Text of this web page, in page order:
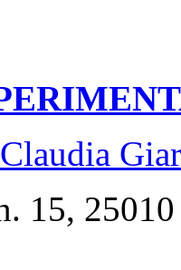
Claudia
15,